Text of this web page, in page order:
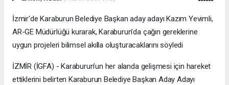
İzmir'de Karaburun Belediye Başkan aday adayı Kazım Yevimli,
AR-GE Müdürlüğü kurarak, Karaburun’da çağın gereklerine
uygun projeleri bilimsel akılla oluşturacaklarını söyledi
İZMİR (İGFA) - Karaburun’un her alanda gelişmesi için hareket
ettiklerini belirten Karaburun Belediye Başkan Aday Adayı